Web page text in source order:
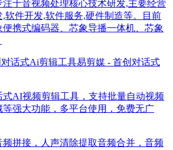
于音视频处理核心技术研发,主要经营
,软件开发,软件服务,硬件制造等。目前
携式编码器、芯象导播一体机、芯象
易剪媒 - 首创对话式
式AI视频剪辑工具，支持批量自动视频
强大功能，多平台使用，免费无广
音频合并，音频